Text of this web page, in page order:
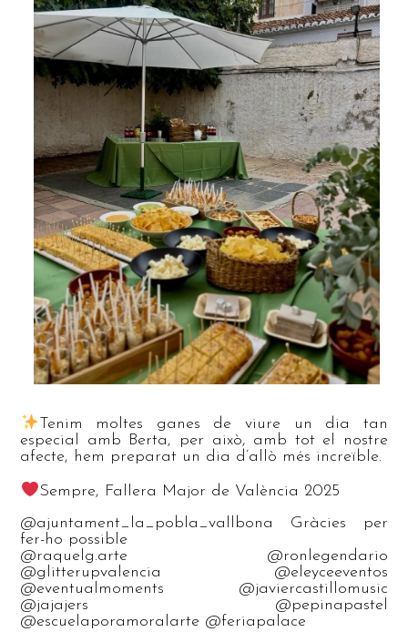
Tenim moltes ganes de viure un dia tan
especial amb Berta, per això, amb tot el nostre
afecte, hem preparat un dia d’allò més increïble.
Sempre, Fallera Major de València 2025
@ajuntament_la_pobla_vallbona Gràcies per
fer-ho possible
@raquelg.arte @ronlegendario
@glitterupvalencia @eleyceeventos
@eventualmoments @javiercastillomusic
@jajajers @pepinapastel
@escuelaporamoralarte @feriapalace